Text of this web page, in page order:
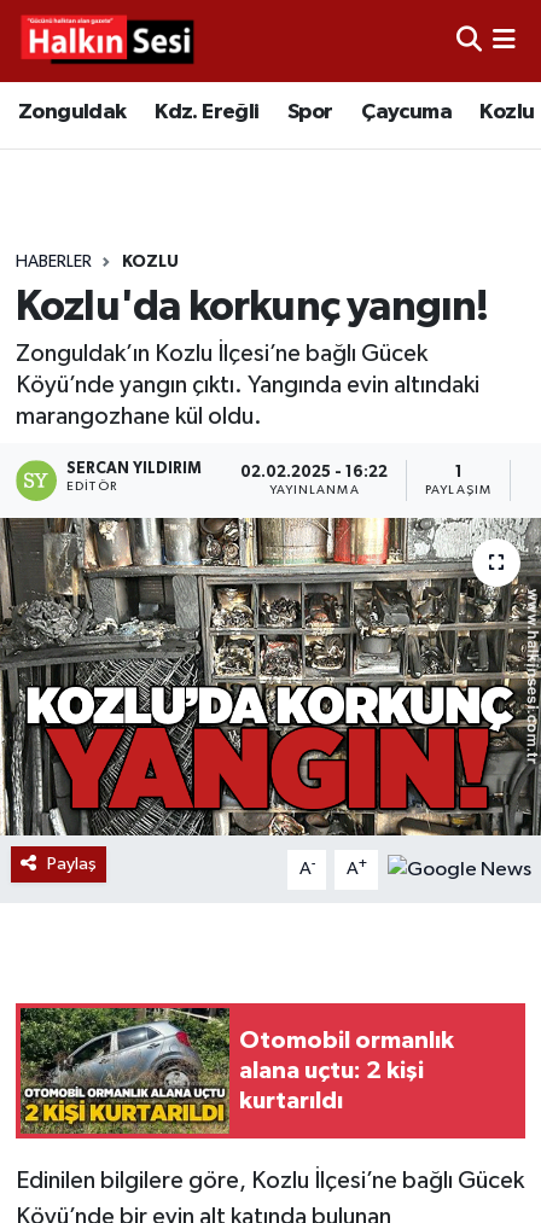
Zonguldak Kdz. Ereğli Spor Çaycuma Kozlu
HABERLER KOZLU
Kozlu'da korkunç yangın!
Zonguldak’ın Kozlu İlçesi’ne bağlı Gücek
Köyü’nde yangın çıktı. Yangında evin altındaki
marangozhane kül oldu.
SERCAN YILDIRIM
EDITÖR
02.02.2025 - 16:22
YAYINLANMA
1
PAYLAŞIM
Paylaş A- A+
Otomobil ormanlık
alana uçtu: 2 kişi
kurtarıldı
Edinilen bilgilere göre, Kozlu İlçesi’ne bağlı Gücek
Köyü’nde bir evin alt katında bulunan
Video
Çaycuma
Asayiş
Bartın
Karabük
Devrek
Bolu
ÇEVRE
BİLİM VE TEKNOLOJİ
DUNYA
Ekonomi
Genel
Gökçebey
GÜNDEM
Merkez Hava Durumu
Son Dakika Haberleri
Haber Arşivi